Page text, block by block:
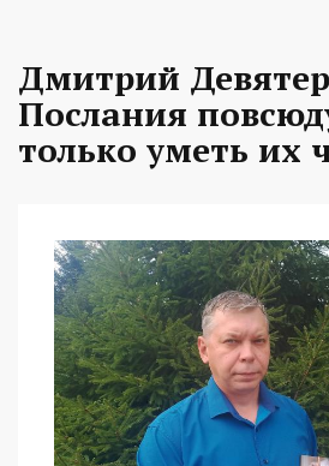
Дмитрий
Послания
только уметь их